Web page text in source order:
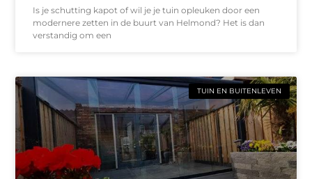
Is je schutting kapot of wil je je tuin opleuken door een
modernere zetten in de buurt van Helmond? Het is dan
verstandig om een
TUIN EN BUITENLEVEN